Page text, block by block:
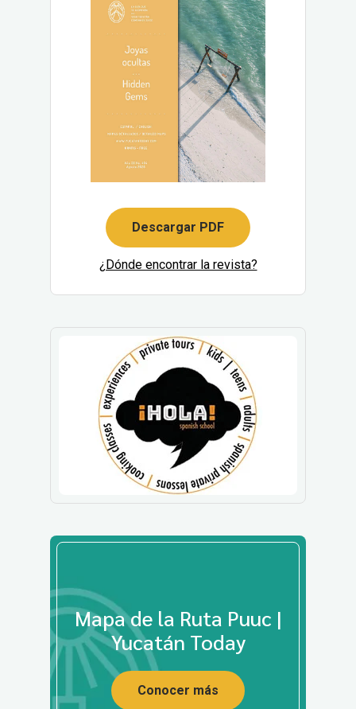
Descargar PDF
¿Dónde encontrar la revista?
Mapa de la Ruta Puuc |
Yucatán Today
Conocer más